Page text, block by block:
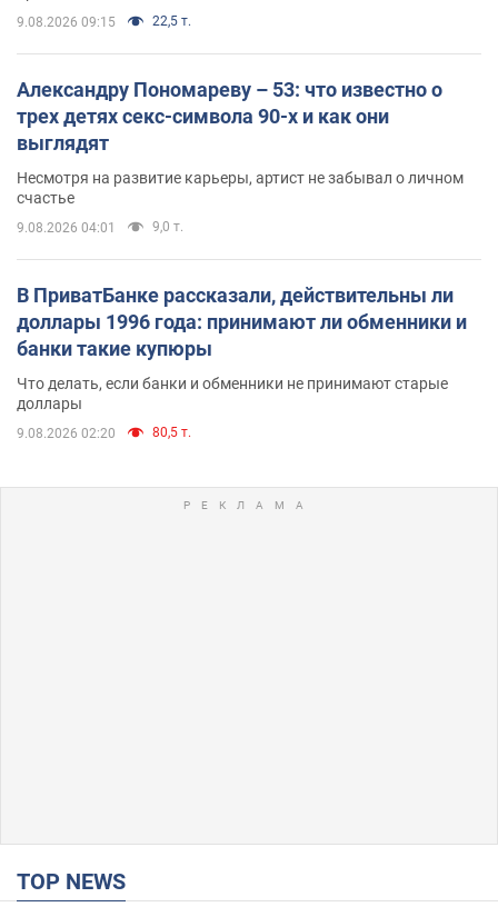
9.08.2026 09:15 22,5 т.
Александру Пономареву – 53: что известно о
трех детях секс-символа 90-х и как они
выглядят
Несмотря на развитие карьеры, артист не забывал о личном
счастье
9.08.2026 04:01 9,0 т.
В ПриватБанке рассказали, действительны ли
доллары 1996 года: принимают ли обменники и
банки такие купюры
Что делать, если банки и обменники не принимают старые
доллары
9.08.2026 02:20 80,5 т.
TOP NEWS